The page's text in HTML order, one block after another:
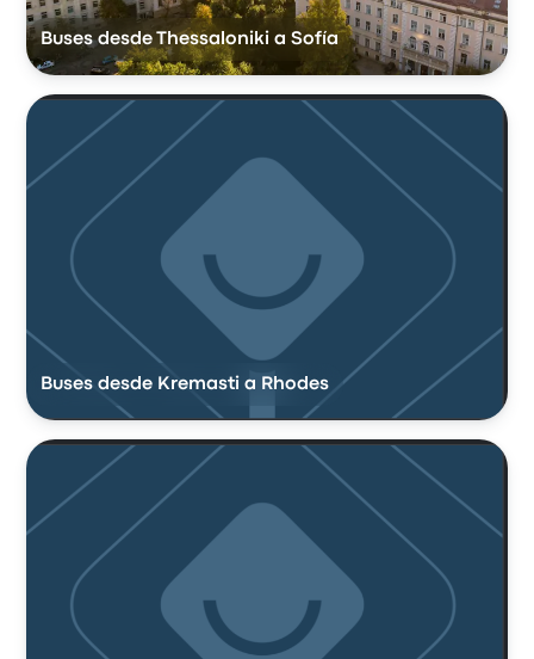
Buses desde Thessaloniki a Sofía
Buses desde Kremasti a Rhodes